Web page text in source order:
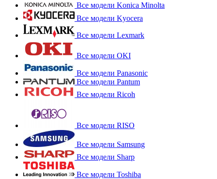
Все модели Konica Minolta
Все модели Kyocera
Все модели Lexmark
Все модели OKI
Все модели Panasonic
Все модели Pantum
Все модели Ricoh
Все модели RISO
Все модели Samsung
Все модели Sharp
Все модели Toshiba